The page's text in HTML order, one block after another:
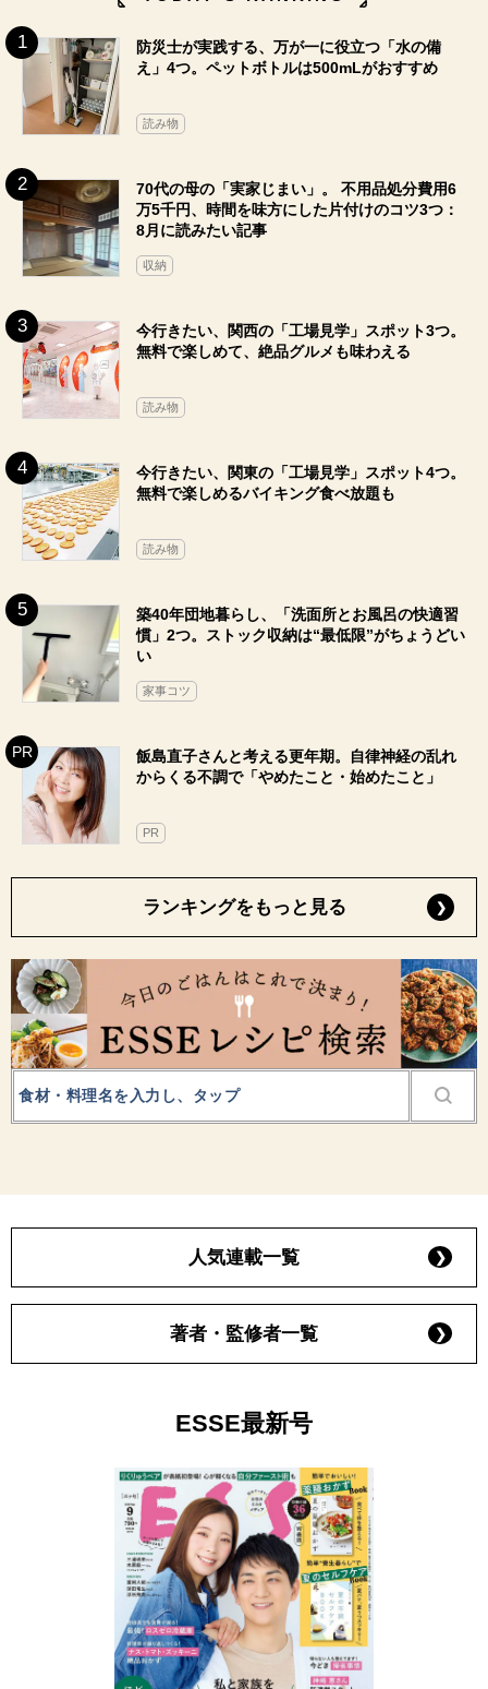
防災士が実践する、万が一に役立つ「水の備
え」4つ。ペットボトルは500mLがおすすめ
読み物
70代の母の「実家じまい」。 不用品処分費用6
万5千円、時間を味方にした片付けのコツ3つ：
8月に読みたい記事
収納
今行きたい、関西の「工場見学」スポット3つ。
無料で楽しめて、絶品グルメも味わえる
読み物
今行きたい、関東の「工場見学」スポット4つ。
無料で楽しめるバイキング食べ放題も
読み物
築40年団地暮らし、「洗面所とお風呂の快適習
慣」2つ。ストック収納は“最低限”がちょうどい
い
家事コツ
飯島直子さんと考える更年期。自律神経の乱れ
からくる不調で「やめたこと・始めたこと」
PR
ランキングをもっと見る
人気連載一覧
著者・監修者一覧
ESSE最新号